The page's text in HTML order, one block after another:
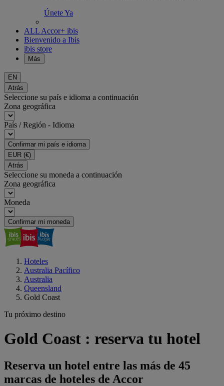
Únete Ya
ALL Accor+ ibis
Bienvenido a Ibis
ibis store
Más
EN
Atrás
Seleccione su país e idioma a continuación
Zona geográfica
País / Región - Idioma
Confirmar mi país e idioma
EUR (€)
Atrás
Seleccione su moneda a continuación
Zona geográfica
Moneda
Confirmar mi moneda
Hoteles
Australia Pacífico
Australia
Queensland
Gold Coast
Tu próximo destino
Gold Coast : reserva tu hotel
Reserva un hotel entre las más de 45
marcas de hoteles de Accor